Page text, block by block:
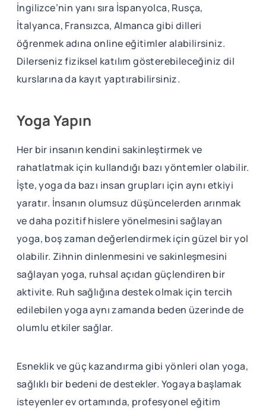
İngilizce’nin yanı sıra İspanyolca, Rusça,
İtalyanca, Fransızca, Almanca gibi dilleri
öğrenmek adına online eğitimler alabilirsiniz.
Dilerseniz fiziksel katılım gösterebileceğiniz dil
kurslarına da kayıt yaptırabilirsiniz.
Yoga Yapın
Her bir insanın kendini sakinleştirmek ve
rahatlatmak için kullandığı bazı yöntemler olabilir.
İşte, yoga da bazı insan grupları için aynı etkiyi
yaratır. İnsanın olumsuz düşüncelerden arınmak
ve daha pozitif hislere yönelmesini sağlayan
yoga, boş zaman değerlendirmek için güzel bir yol
olabilir. Zihnin dinlenmesini ve sakinleşmesini
sağlayan yoga, ruhsal açıdan güçlendiren bir
aktivite. Ruh sağlığına destek olmak için tercih
edilebilen yoga aynı zamanda beden üzerinde de
olumlu etkiler sağlar.
Esneklik ve güç kazandırma gibi yönleri olan yoga,
sağlıklı bir bedeni de destekler. Yogaya başlamak
isteyenler ev ortamında, profesyonel eğitim